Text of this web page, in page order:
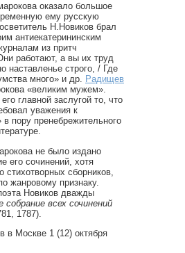
оказало большое
ему русскую
Н.Новиков брал
антиекатерининским
из притч
работают, а вы их труд
наставленье строго, / Где
много» и др. Радищев
«великим мужем».
главной заслугой то, что
уважения к
в пору пренебрежительного
не было издано
его сочинений, хотя
стихотворных сборников,
жанровому признаку.
Новиков дважды
собрание всех сочинений
1787).
в Москве 1 (12) октября